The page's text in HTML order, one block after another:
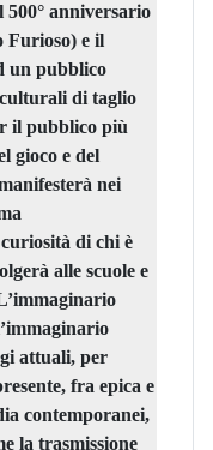
500° anniversario
Furioso) e il
un pubblico
di taglio
il pubblico più
gioco e del
nei
di chi è
alle scuole e
attuali, per
fra epica e
contemporanei,
la trasmissione